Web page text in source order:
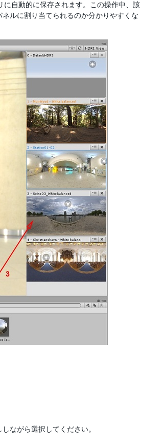
に自動的に保存されます。この操作中、該
ルに割り当てられるのか分かりやすくな
ながら選択してください。